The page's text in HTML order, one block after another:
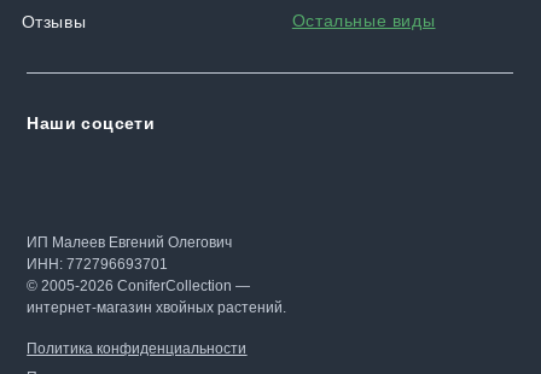
Отзывы
Наши соцсети
ИП Малеев Евгений Олегович
ИНН: 772796693701
© 2005-2026 ConiferCollection —
интернет-магазин хвойных растений.
Политика конфиденциальности
Остальные виды